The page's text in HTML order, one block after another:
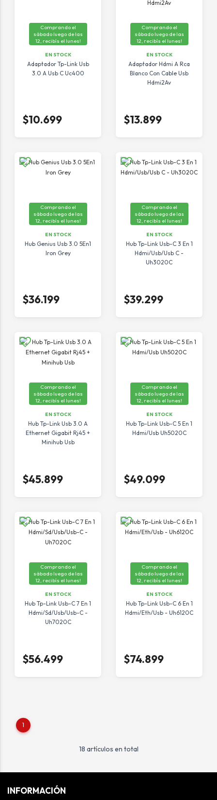
Comprando el
sábado luego de las
12, recibís el lunes!
EN STOCK
Adaptador Tp-Link Usb
3.0 A Usb C Uc400
$10.699
Comprando el
sábado luego de las
12, recibís el lunes!
EN STOCK
Adaptador Hdmi A Rca
Blanco Con Cable Usb
Hdmi2Av
$13.899
Comprando el
sábado luego de las
12, recibís el lunes!
EN STOCK
Hub Genius Usb 3.0 5En1
Iron Grey
$36.199
Comprando el
sábado luego de las
12, recibís el lunes!
EN STOCK
Hub Tp-Link Usb-C 3 En 1
Hdmi/Usb/Usb C -
Uh3020C
$39.299
Comprando el
sábado luego de las
12, recibís el lunes!
EN STOCK
Hub Tp-Link Usb 3.0 A
Ethernet Gigabit Rj45 +
Minihub Usb
$45.899
Comprando el
sábado luego de las
12, recibís el lunes!
EN STOCK
Hub Tp-Link Usb-C 5 En 1
Hdmi/Usb Uh5020C
$49.099
Comprando el
sábado luego de las
12, recibís el lunes!
EN STOCK
Hub Tp-Link Usb-C 7 En 1
Hdmi/Sd/Usb/Usb-C -
Uh7020C
$56.499
Comprando el
sábado luego de las
12, recibís el lunes!
EN STOCK
Hub Tp-Link Usb-C 6 En 1
Hdmi/Eth/Usb - Uh6120C
$74.899
1
18 artículos en total
INFORMACIÓN